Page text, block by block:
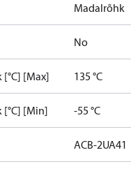
Madalrõhk
No
[Max] 135 °C
[Min] -55 °C
ACB-2UA41